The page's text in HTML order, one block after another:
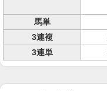
馬単
3連複
3連単